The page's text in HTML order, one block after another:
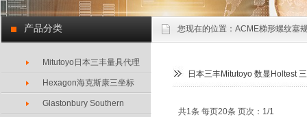
您现在的位置： ACME梯形螺纹塞
产品分类
Mitutoyo日本三丰量具代理
Hexagon海克斯康三坐标
Glastonbury Southern
日本三丰Mitutoyo 数显Holtest
共1条 每页20条 页次：1/1